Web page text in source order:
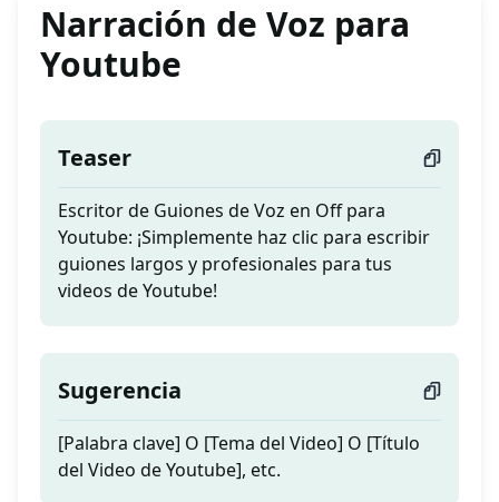
Narración de Voz para
Youtube
Teaser
Escritor de Guiones de Voz en Off para
Youtube: ¡Simplemente haz clic para escribir
guiones largos y profesionales para tus
videos de Youtube!
Sugerencia
[Palabra clave] O [Tema del Video] O [Título
del Video de Youtube], etc.